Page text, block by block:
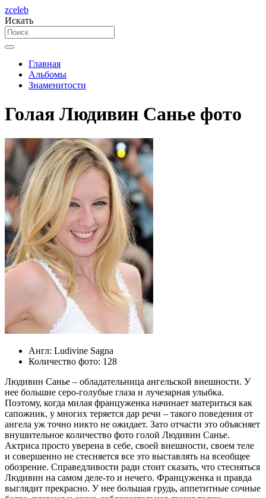
zceleb
Искать
Главная
Альбомы
Знаменитости
Голая Людивин Санье фото
Англ: Ludivine Sagna
Количество фото: 128
Людивин Санье – обладательница ангельской внешности. У
нее большие серо-голубые глаза и лучезарная улыбка.
Поэтому, когда милая француженка начинает материться как
сапожник, у многих теряется дар речи – такого поведения от
ангела уж точно никто не ожидает. Зато отчасти это объясняет
внушительное количество фото голой Людивин Санье.
Актриса просто уверена в себе, своей внешности, своем теле
и совершенно не стесняется все это выставлять на всеобщее
обозрение. Справедливости ради стоит сказать, что стесняться
Людивин на самом деле-то и нечего. Француженка и правда
выглядит прекрасно. У нее большая грудь, аппетитные сочные